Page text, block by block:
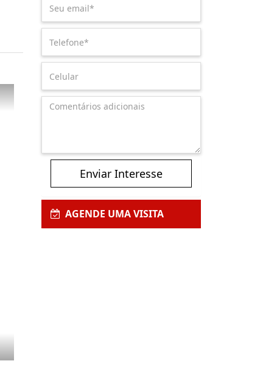
Enviar Interesse
AGENDE UMA VISITA